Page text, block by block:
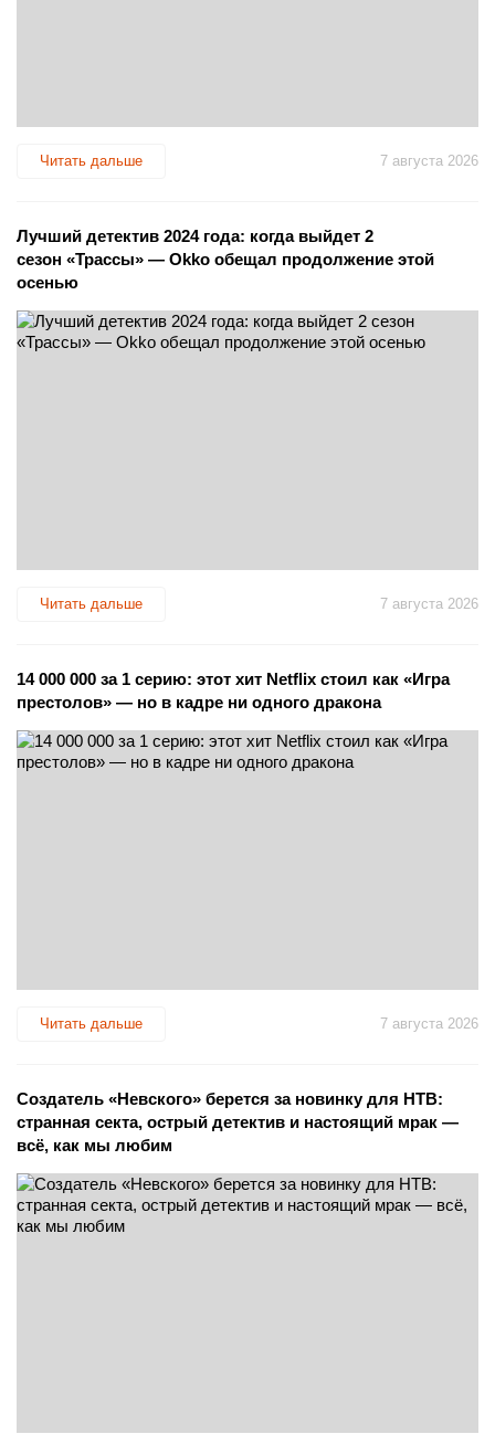
Читать дальше 7 августа 2026
Лучший детектив 2024 года: когда выйдет 2
сезон «Трассы» — Okko обещал продолжение этой
осенью
Читать дальше 7 августа 2026
14 000 000 за 1 серию: этот хит Netflix стоил как «Игра
престолов» — но в кадре ни одного дракона
Читать дальше 7 августа 2026
Создатель «Невского» берется за новинку для НТВ:
странная секта, острый детектив и настоящий мрак —
всё, как мы любим